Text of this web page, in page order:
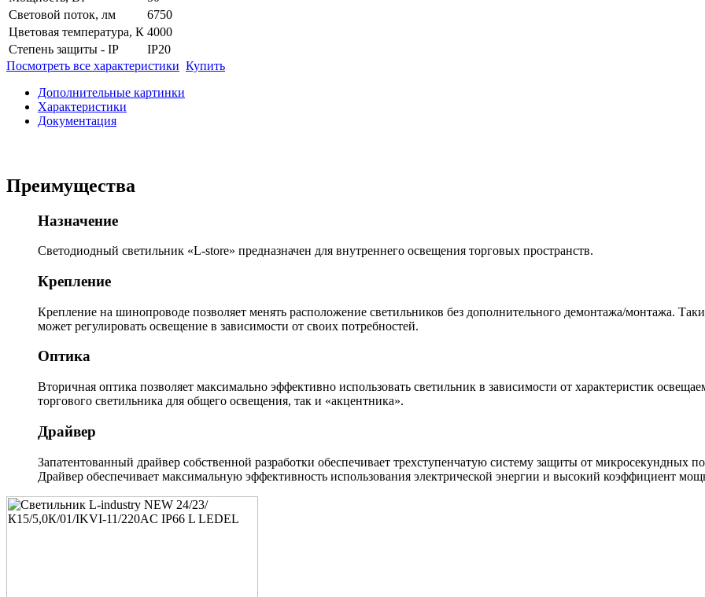
Световой поток, лм
6750
Цветовая температура, К 4000
Степень защиты - IP
IP20
Посмотреть все характеристики Купить
Дополнительные картинки
Характеристики
Документация
Преимущества
Назначение
Светодиодный светильник «L-store» предназначен для внутреннего освещения торговых пространств.
Крепление
Крепление на шинопроводе позволяет менять расположение светильников без дополнительного демонтажа/монтажа.
может регулировать освещение в зависимости от своих потребностей.
Оптика
Вторичная оптика позволяет максимально эффективно использовать светильник в зависимости от характеристик
торгового светильника для общего освещения, так и «акцентника».
Драйвер
Запатентованный драйвер собственной разработки обеспечивает трехступенчатую систему защиты от микросекундных
Драйвер обеспечивает максимальную эффективность использования электрической энергии и высокий коэффициент